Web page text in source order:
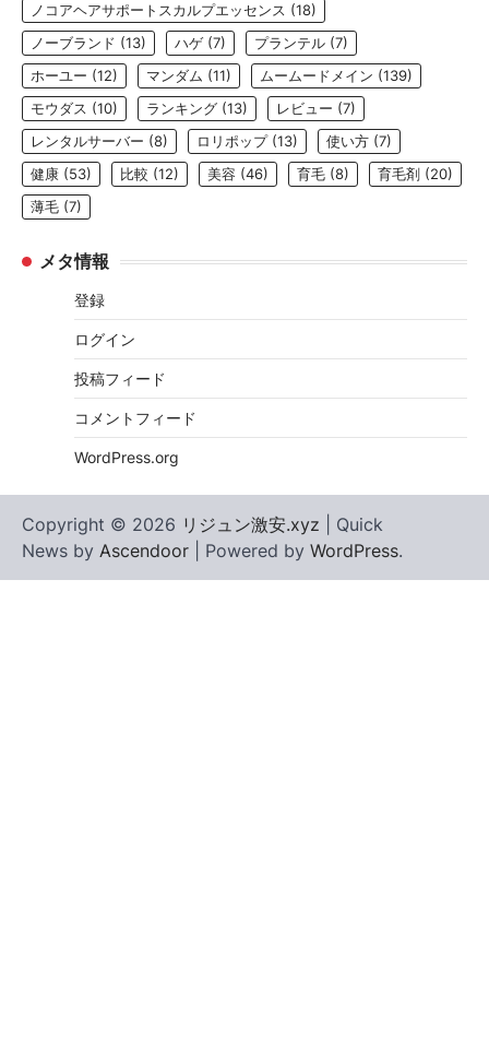
ノコアヘアサポートスカルプエッセンス (18)
ノーブランド (13) ハゲ (7) プランテル (7)
ホーユー (12) マンダム (11) ムームードメイン (139)
モウダス (10) ランキング (13) レビュー (7)
レンタルサーバー (8) ロリポップ(13) 使い方 (7)
健康 (53) 比較 (12) 美容 (46) 育毛 (8) 育毛剤 (20)
薄毛 (7)
メタ情報
登録
ログイン
投稿フィード
コメントフィード
WordPress.org
Copyright © 2026 リジュン激安.xyz | Quick
News by Ascendoor | Powered by WordPress.